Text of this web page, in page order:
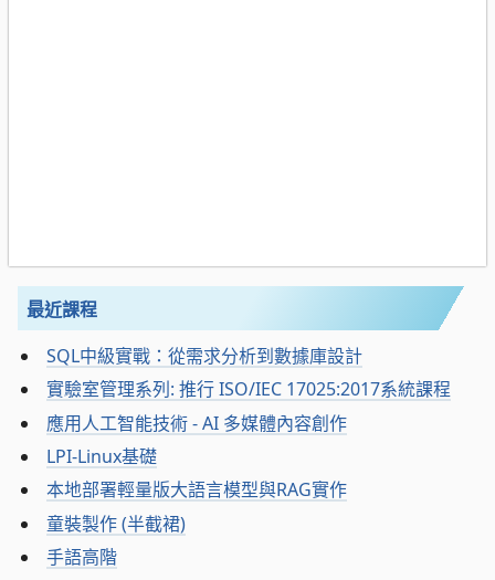
最近課程
SQL中級實戰：從需求分析到數據庫設計
實驗室管理系列: 推行 ISO/IEC 17025:2017系統課程
應用人工智能技術 - AI 多媒體內容創作
LPI-Linux基礎
本地部署輕量版大語言模型與RAG實作
童裝製作 (半截裙)
手語高階